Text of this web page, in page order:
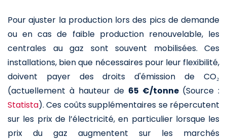
Pour ajuster la production lors des pics de demande
ou en cas de faible production renouvelable, les
centrales au gaz sont souvent mobilisées. Ces
installations, bien que nécessaires pour leur flexibilité,
doivent payer des droits d'émission de CO₂
(actuellement à hauteur de 65 €/tonne (Source :
Statista). Ces coûts supplémentaires se répercutent
sur les prix de l’électricité, en particulier lorsque les
prix du gaz augmentent sur les marchés